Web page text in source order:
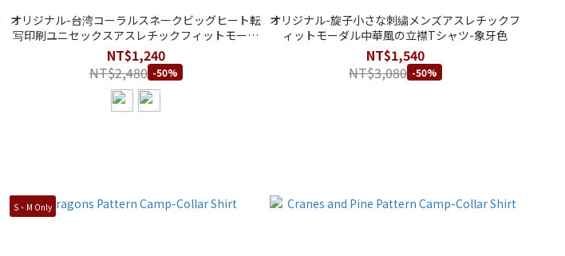
オリジナル-台湾コーラルスネークビッグヒート転
写印刷ユニセックスアスレチックフィットモーダ
ルTシャツ
NT$1,240
NT$2,480 -50%
オリジナル-旋子小さな刺繍メンズアスレチックフ
ィットモーダル中華風の立襟Tシャツ-象牙色
NT$1,540
NT$3,080 -50%
S、M Only